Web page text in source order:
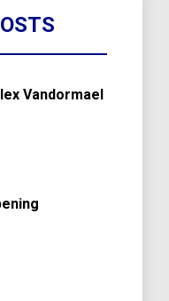
Vandormael